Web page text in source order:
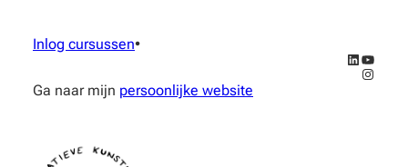
Inlog cursussen•
Ga naar mijn persoonlijke website
LinkedIn